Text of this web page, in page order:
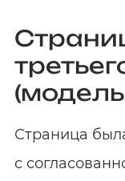
(модель
Страница
с